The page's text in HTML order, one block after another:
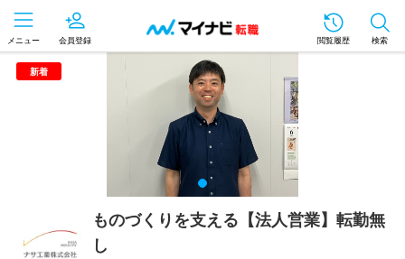
メニュー 会員登録 閲覧履歴 検索
新着
ものづくりを支える【法人営業】転勤無
し